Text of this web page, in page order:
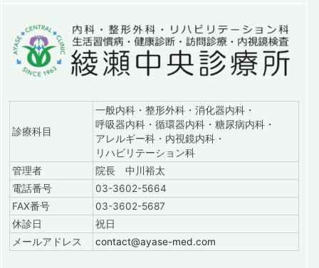
診療科目
一般内科・整形外科・消化器内科・
呼吸器内科・循環器内科・糖尿病内科・
アレルギー科・内視鏡内科・
リハビリテーション科
管理者
院長 中川裕太
電話番号
03-3602-5664
FAX番号
03-3602-5687
休診日
祝日
メールアドレス
contact@ayase-med.com